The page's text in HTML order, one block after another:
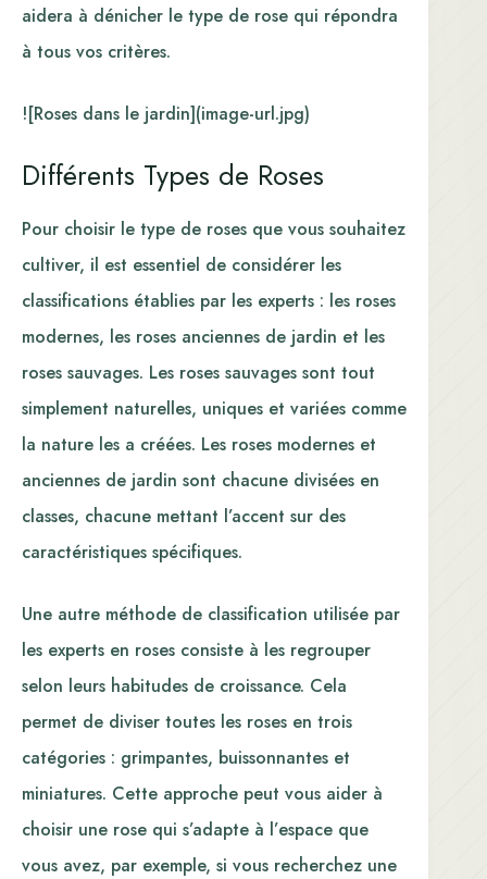
aidera à dénicher le type de rose qui répondra
à tous vos critères.
![Roses dans le jardin](image-url.jpg)
Différents Types de Roses
Pour choisir le type de roses que vous souhaitez
cultiver, il est essentiel de considérer les
classifications établies par les experts : les roses
modernes, les roses anciennes de jardin et les
roses sauvages. Les roses sauvages sont tout
simplement naturelles, uniques et variées comme
la nature les a créées. Les roses modernes et
anciennes de jardin sont chacune divisées en
classes, chacune mettant l’accent sur des
caractéristiques spécifiques.
Une autre méthode de classification utilisée par
les experts en roses consiste à les regrouper
selon leurs habitudes de croissance. Cela
permet de diviser toutes les roses en trois
catégories : grimpantes, buissonnantes et
miniatures. Cette approche peut vous aider à
choisir une rose qui s’adapte à l’espace que
vous avez, par exemple, si vous recherchez une